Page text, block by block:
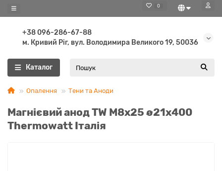
0
+38 096-286-67-88
м. Кривий Ріг, вул. Володимира Великого 19, 50036
Каталог
Опалення Тени та Аноди
Магнієвий анод TW М8х25 ø21х400
Thermowatt Італія